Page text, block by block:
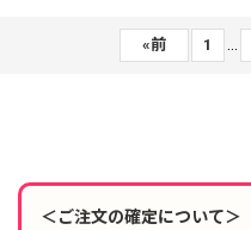
«前 1
＜ご注文の確定について＞